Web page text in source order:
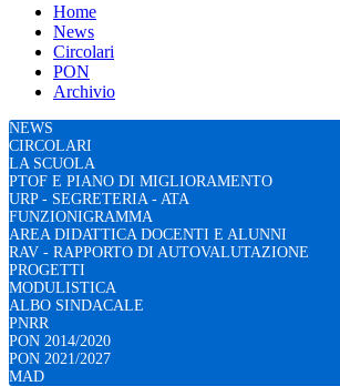
Home
News
Circolari
PON
Archivio
NEWS
CIRCOLARI
LA SCUOLA
PTOF E PIANO DI MIGLIORAMENTO
URP - SEGRETERIA - ATA
FUNZIONIGRAMMA
AREA DIDATTICA DOCENTI E ALUNNI
RAV - RAPPORTO DI AUTOVALUTAZIONE
PROGETTI
MODULISTICA
ALBO SINDACALE
PNRR
PON 2014/2020
PON 2021/2027
MAD